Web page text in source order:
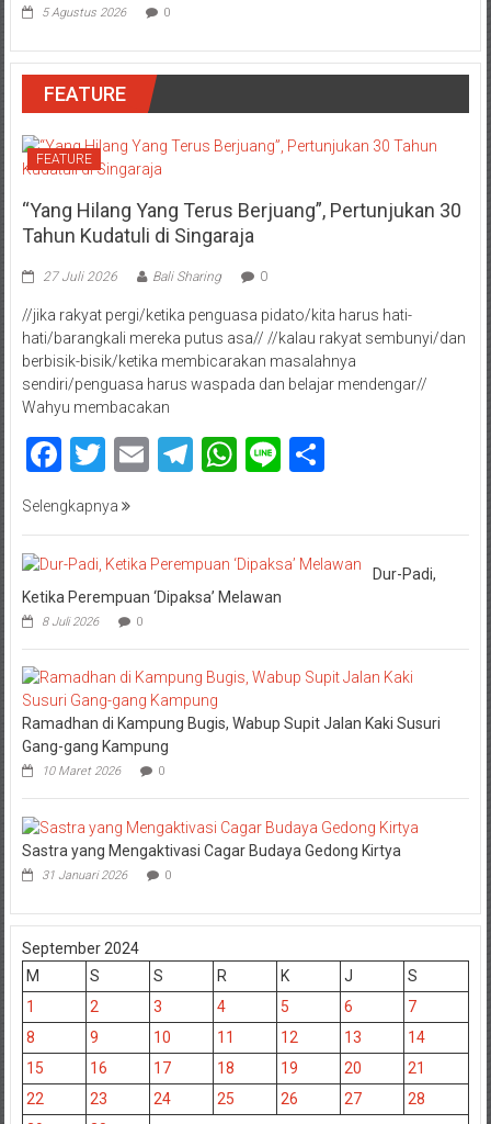
5 Agustus 2026 0
FEATURE
FEATURE
“Yang Hilang Yang Terus Berjuang”, Pertunjukan 30
Tahun Kudatuli di Singaraja
27 Juli 2026 Bali Sharing 0
//jika rakyat pergi/ketika penguasa pidato/kita harus hati-
hati/barangkali mereka putus asa// //kalau rakyat sembunyi/dan
berbisik-bisik/ketika membicarakan masalahnya
sendiri/penguasa harus waspada dan belajar mendengar//
Wahyu membacakan
Facebook
Twitter
EmailTelegram
WhatsApp
LineShare
Selengkapnya
Dur-Padi,
Ketika Perempuan ‘Dipaksa’ Melawan
8 Juli 2026 0
Ramadhan di Kampung Bugis, Wabup Supit Jalan Kaki Susuri
Gang-gang Kampung
10 Maret 2026 0
Sastra yang Mengaktivasi Cagar Budaya Gedong Kirtya
31 Januari 2026 0
September 2024
M
S S R K J
S
1
2 3 4 5 6
7
8
9 10 11 12 13
14
15
16 17 18 19 20
21
22
23 24 25 26 27
28